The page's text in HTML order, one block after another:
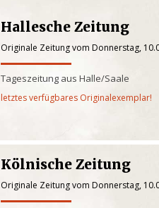
Hallesche Zeitung
Originale Zeitung vom Donnerstag,
Tageszeitung aus Halle/Saale
letztes verfügbares Originalexemplar!
Kölnische Zeitung
Originale Zeitung vom Donnerstag,